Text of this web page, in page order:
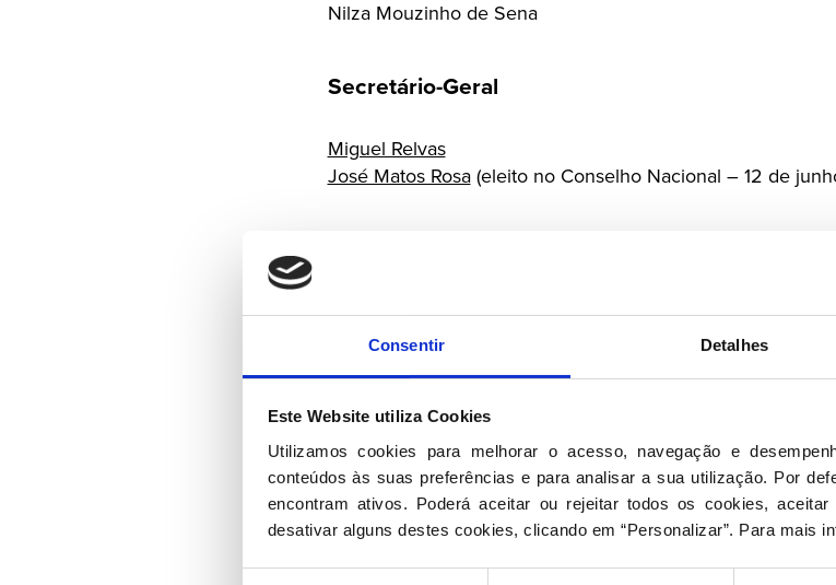
Consentir Detalhes
Este Website utiliza Cookies
Utilizamos cookies para melhorar o acesso, navegação e
conteúdos às suas preferências e para analisar a sua utilização. Por
encontram ativos. Poderá aceitar ou rejeitar todos os cookies,
desativar alguns destes cookies, clicando em “Personalizar”. Para mais
Nilza Mouzinho de Sena
Secretário-Geral
Miguel Relvas
José Matos Rosa(eleito no Conselho Nacional – 12 de
Desidério Jorge da Silva
Emídio Guerreiro
Maria da Conceição Pereira
Maria Morgado do Vale
Miguel Pinto Luz
Paulo Júlio
Rogério Manuel Loureiro Gomes